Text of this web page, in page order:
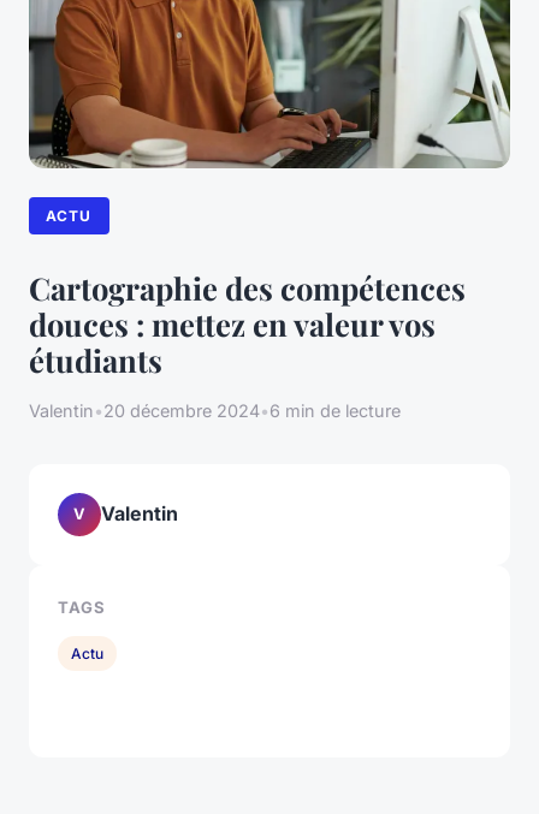
ACTU
Cartographie des compétences
douces : mettez en valeur vos
étudiants
Valentin•20 décembre 2024•6 min de lecture
V Valentin
TAGS
Actu